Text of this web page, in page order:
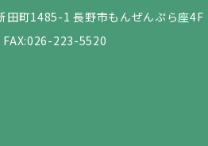
田町1485-1 長野市もんぜんぷら座4F
FAX:026-223-5520